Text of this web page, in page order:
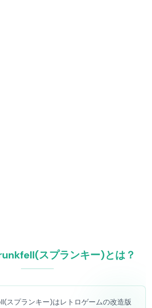
スプランキー)とは？
スプランキー)はレトロゲームの改造版